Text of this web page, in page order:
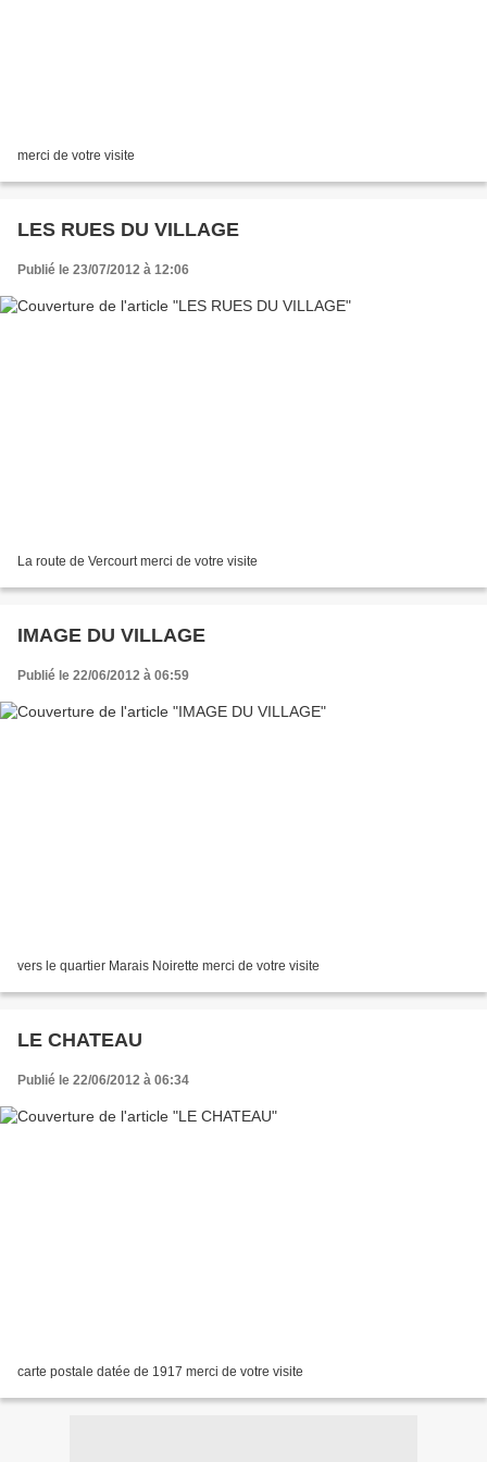
merci de votre visite
LES RUES DU VILLAGE
Publié le 23/07/2012 à 12:06
La route de Vercourt merci de votre visite
IMAGE DU VILLAGE
Publié le 22/06/2012 à 06:59
vers le quartier Marais Noirette merci de votre visite
LE CHATEAU
Publié le 22/06/2012 à 06:34
carte postale datée de 1917 merci de votre visite